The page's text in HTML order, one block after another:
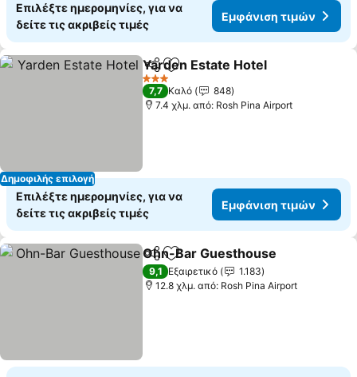
Επιλέξτε ημερομηνίες, για να
δείτε τις ακριβείς τιμές
Εμφάνιση τιμών
Δημοφιλής επιλογή
Κοινοποίηση
Προσθήκη στα αγαπημένα
Yarden Estate Hotel
3 Αστέρια
7,7 Καλό
848
7.4 χλμ. από: Rosh Pina Airport
Επιλέξτε ημερομηνίες, για να
δείτε τις ακριβείς τιμές
Εμφάνιση τιμών
Κοινοποίηση
Προσθήκη στα αγαπημένα
Ohn-Bar Guesthouse
9,1 Εξαιρετικό
1.183
12.8 χλμ. από: Rosh Pina Airport